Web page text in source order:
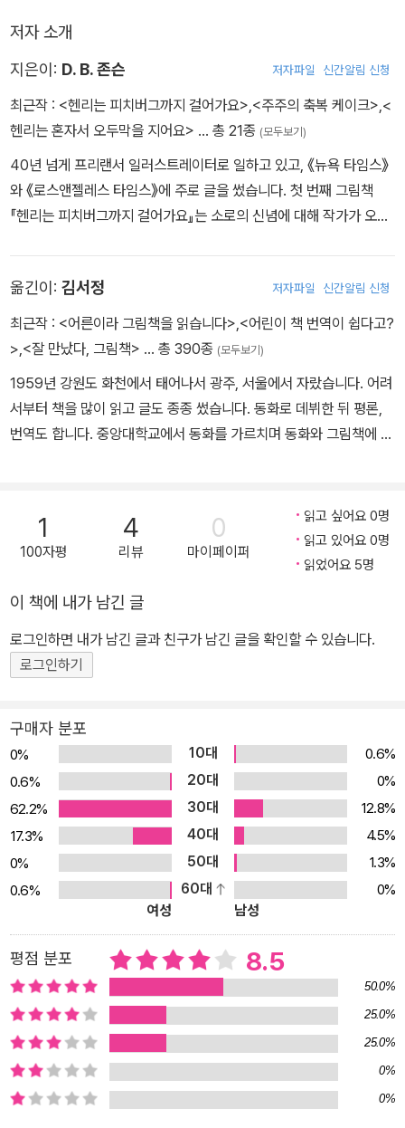
저자 소개
지은이: D. B. 존슨 저자파일 신간알림 신청
최근작 : <헨리는 피치버그까지 걸어가요>,<주주의 축복 케이크>,<
헨리는 혼자서 오두막을 지어요> … 총 21종 (모두보기)
40년 넘게 프리랜서 일러스트레이터로 일하고 있고, 《뉴욕 타임스》
와 《로스앤젤레스 타임스》에 주로 글을 썼습니다. 첫 번째 그림책
『헨리는 피치버그까지 걸어가요』는 소로의 신념에 대해 작가가 오래
옮긴이: 김서정 저자파일 신간알림 신청
최근작 : <어른이라 그림책을 읽습니다>,<어린이 책 번역이 쉽다고?
>,<잘 만났다, 그림책> … 총 390종 (모두보기)
1959년 강원도 화천에서 태어나서 광주, 서울에서 자랐습니다. 어려
서부터 책을 많이 읽고 글도 종종 썼습니다. 동화로 데뷔한 뒤 평론,
번역도 합니다. 중앙대학교에서 동화를 가르치며 동화와 그림책에 관
을 우리말로 옮겼습니다. 지은 책으로 《용감한 꼬마 생쥐》, 《앤티야
커서 뭐가 될래?》, 《시장 고양이 상냥이》, 《조그만 새싹》 들이 있고,
평론집으로 《잘 만났다, 그림책》, 《판타지 동화를 읽습니다》, 《잘 나
1
100자평
4
리뷰
0
마이페이퍼
읽고 싶어요 0명
읽고 있어요 0명
읽었어요 5명
이 책에 내가 남긴 글
로그인하면 내가 남긴 글과 친구가 남긴 글을 확인할 수 있습니다.
로그인하기
구매자 분포
0% 10대
0.6%
0.6%
20대
0%
62.2%
30대
12.8%
17.3%
40대
4.5%
0%
50대
1.3%
0.6%
60대
0%
여성
남성
평점 분포 8.5
50.0%
25.0%
25.0%
0%
0%